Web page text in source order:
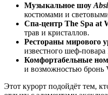
Музыкальное шоу
костюмами и
Спа-центр The Spa at
трав и кристаллов.
Рестораны мирового
известного шеф-
Комфортабельные
и возможностью бронь
Этот курорт подойдёт тем,